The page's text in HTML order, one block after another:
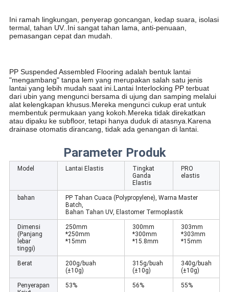
Ini ramah lingkungan, penyerap goncangan, kedap suara, isolasi
termal, tahan UV..Ini sangat tahan lama, anti-penuaan,
pemasangan cepat dan mudah.
PP Suspended Assembled Flooring adalah bentuk lantai
"mengambang" tanpa lem yang merupakan salah satu jenis
lantai yang lebih mudah saat ini.Lantai Interlocking PP terbuat
dari ubin yang mengunci bersama di ujung dan samping melalui
alat kelengkapan khusus.Mereka mengunci cukup erat untuk
membentuk permukaan yang kokoh.Mereka tidak direkatkan
atau dipaku ke subfloor, tetapi hanya duduk di atasnya.Karena
drainase otomatis dirancang, tidak ada genangan di lantai.
Parameter Produk
Model Lantai Elastis
Tingkat
Ganda
Elastis
PRO
elastis
bahan
PP Tahan Cuaca (Polypropylene), Warna Master
Batch,
Bahan Tahan UV, Elastomer Termoplastik
Dimensi
(Panjang
lebar
tinggi)
250mm
*250mm
*15mm
300mm
*300mm
*15.8mm
303mm
*303mm
*15mm
Berat
200g/buah
(±10g)
315g/buah
(±10g)
340g/buah
(±10g)
Penyerapan
53% 56% 55%